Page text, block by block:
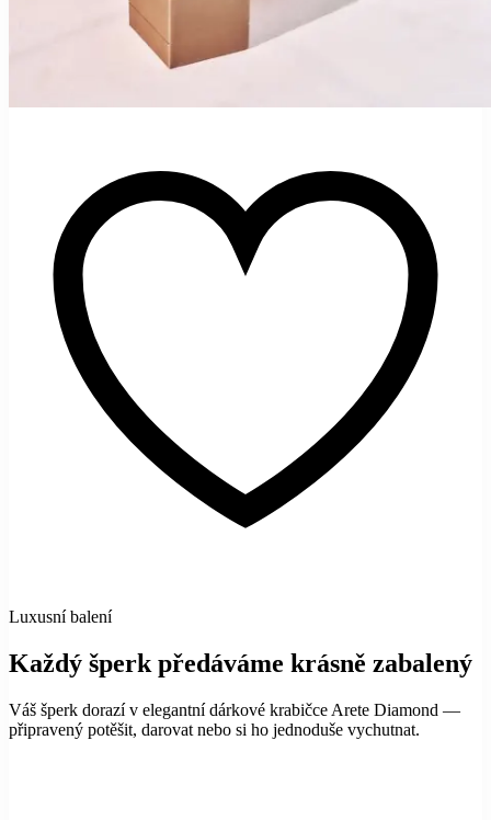
Luxusní balení
Každý šperk předáváme krásně zabalený
Váš šperk dorazí v elegantní dárkové krabičce Arete Diamond —
připravený potěšit, darovat nebo si ho jednoduše vychutnat.